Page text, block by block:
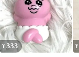
¥333 ¥